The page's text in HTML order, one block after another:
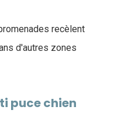
recèlent
d'autres zones
puce chien